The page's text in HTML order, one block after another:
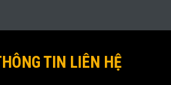
TIN LIÊN HỆ